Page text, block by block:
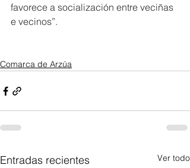
favorece a socialización entre veciñas
e vecinos”.
Comarca de Arzúa
Entradas recientes Ver todo